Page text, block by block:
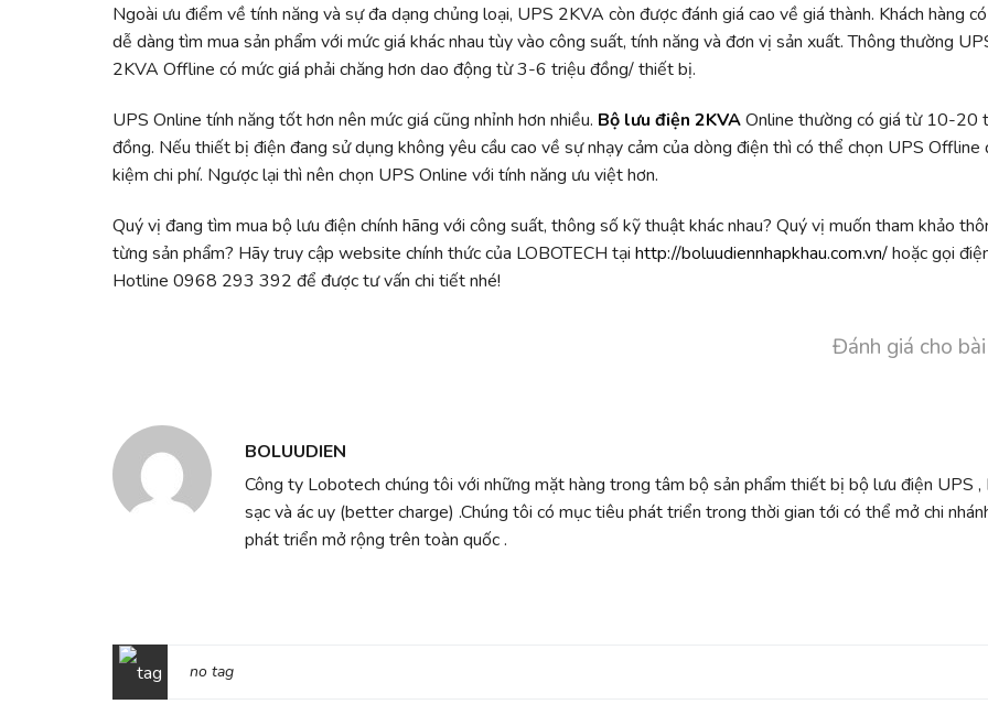
Ngoài ưu điểm về tính năng và sự đa dạng chủng loại, UPS 2KVA còn được đánh giá cao về giá thành. Khách hàng
dễ dàng tìm mua sản phẩm với mức giá khác nhau tùy vào công suất, tính năng và đơn vị sản xuất. Thông thường
2KVA Offline có mức giá phải chăng hơn dao động từ 3-6 triệu đồng/ thiết bị.
UPS Online tính năng tốt hơn nên mức giá cũng nhỉnh hơn nhiều. Bộ lưu điện 2KVAOnline thường có giá từ 10-20
đồng. Nếu thiết bị điện đang sử dụng không yêu cầu cao về sự nhạy cảm của dòng điện thì có thể chọn UPS
kiệm chi phí. Ngược lại thì nên chọn UPS Online với tính năng ưu việt hơn.
Quý vị đang tìm mua bộ lưu điện chính hãng với công suất, thông số kỹ thuật khác nhau? Quý vị muốn tham khảo
từng sản phẩm? Hãy truy cập website chính thức của LOBOTECH tại http://boluudiennhapkhau.com.vn/hoặc gọi
Hotline 0968 293 392 để được tư vấn chi tiết nhé!
Đánh giá cho
BOLUUDIEN
Công ty Lobotech chúng tôi với những mặt hàng trong tâm bộ sản phẩm thiết bị bộ lưu điện UPS ,
sạc và ác uy (better charge) .Chúng tôi có mục tiêu phát triển trong thời gian tới có thể mở chi
phát triển mở rộng trên toàn quốc .
no tag